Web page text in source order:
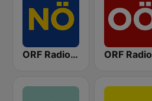
ORF Radio Niederösterreich